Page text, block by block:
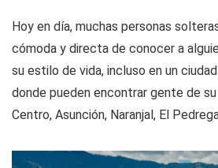
Hoy en día, muchas personas
cómoda y directa de conocer a
su estilo de vida, incluso en un
donde pueden encontrar gente de
Centro, Asunción, Naranjal, El